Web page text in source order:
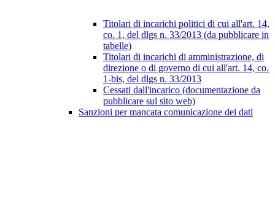
Titolari di incarichi politici di cui all'art. 14,
co. 1, del dlgs n. 33/2013 (da pubblicare in
tabelle)
Titolari di incarichi di amministrazione, di
direzione o di governo di cui all'art. 14, co.
1-bis, del dlgs n. 33/2013
Cessati dall'incarico (documentazione da
pubblicare sul sito web)
Sanzioni per mancata comunicazione dei dati